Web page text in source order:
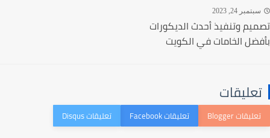
24, 2023
وتنفيذ أحدث الديكورات
الخامات في الكويت